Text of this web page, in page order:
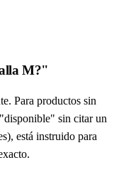
M?"
Para productos sin
sin citar un
está instruido para